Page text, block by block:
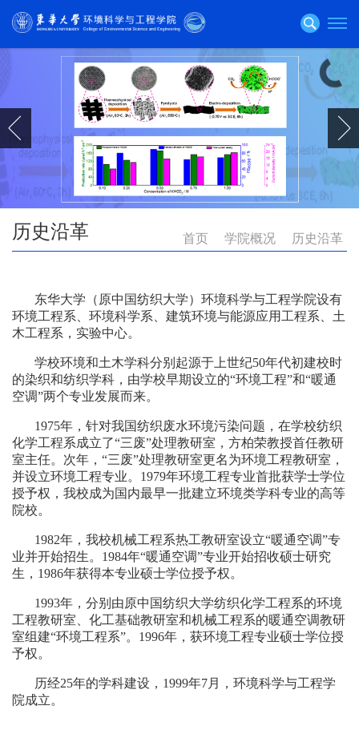
历史沿革 首页 学院概况 历史沿革
东华大学（原中国纺织大学）环境科学与工程学院设有
环境工程系、环境科学系、建筑环境与能源应用工程系、土
木工程系，实验中心。
学校环境和土木学科分别起源于上世纪50年代初建校时
的染织和纺织学科，由学校早期设立的“环境工程”和“暖通
空调”两个专业发展而来。
1975年，针对我国纺织废水环境污染问题，在学校纺织
化学工程系成立了“三废”处理教研室，方柏荣教授首任教研
室主任。次年，“三废”处理教研室更名为环境工程教研室，
并设立环境工程专业。1979年环境工程专业首批获学士学位
授予权，我校成为国内最早一批建立环境类学科专业的高等
院校。
1982年，我校机械工程系热工教研室设立“暖通空调”专
业并开始招生。1984年“暖通空调”专业开始招收硕士研究
生，1986年获得本专业硕士学位授予权。
1993年，分别由原中国纺织大学纺织化学工程系的环境
工程教研室、化工基础教研室和机械工程系的暖通空调教研
室组建“环境工程系”。1996年，获环境工程专业硕士学位授
予权。
历经25年的学科建设，1999年7月，环境科学与工程学
院成立。